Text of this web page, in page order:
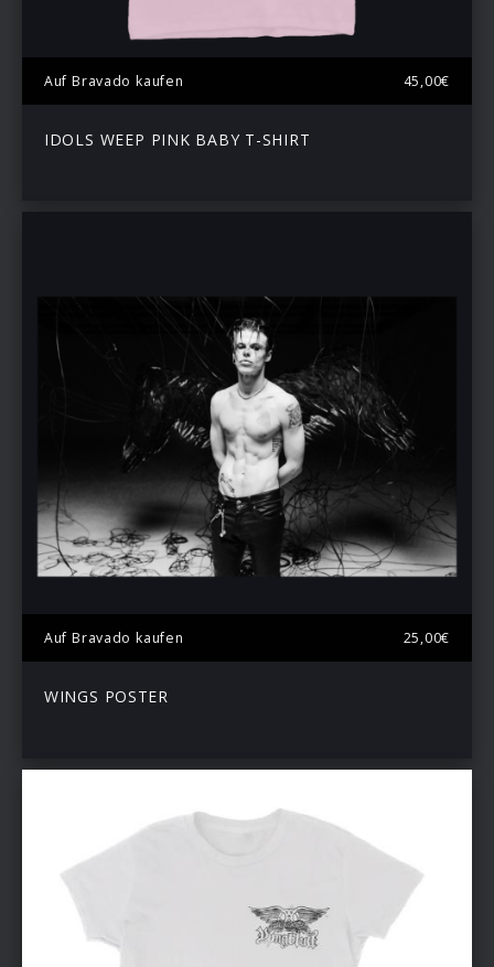
Auf Bravado kaufen 45,00€
IDOLS WEEP PINK BABY T-SHIRT
Auf Bravado kaufen 25,00€
WINGS POSTER